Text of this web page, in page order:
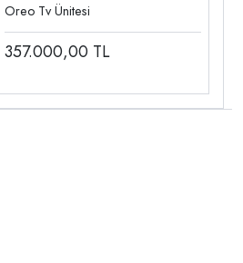
Oreo Tv Ünitesi
357.000,00 TL